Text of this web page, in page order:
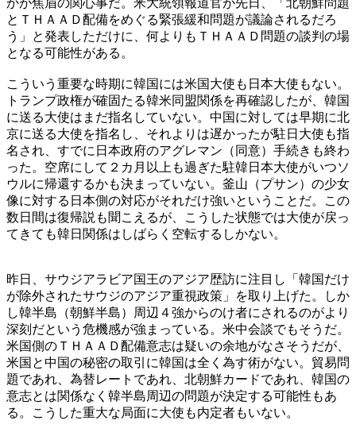
とＴＨＡＡＤ配備をめぐる緊張緩和問題が議論されるだろ
う」と発表しただけに、何よりもＴＨＡＡＤ問題の談判の場
となる可能性がある。
こういう重要な時期に韓国には米国大使も日本大使もない。
トランプ政権が確固たる韓米同盟関係を再確認したが、韓国
に送る大使はまだ指名していない。中国に対しては早期に北
京に送る大使を指名し、それよりは遅かったが駐日大使も指
名され、すでに日本政府のアグレマン（同意）手続きも終わ
った。空席にして２カ月以上も過ぎた駐韓日本大使がいつソ
ウルに帰還するかも決まっていない。釜山（プサン）の少女
像に対する日本側の対応がそれだけ強いということだ。この
数日間は復帰説も聞こえるが、こうした状態では大使が戻っ
てきても韓日関係はしばらく空転するしかない。
昨日、サウジアラビア国王のアジア歴訪に注目し「韓国だけ
が除外されたサウジのアジア重視政策」を取り上げた。しか
し韓半島（朝鮮半島）周辺４強からのけ者にされるのがより
深刻だという危機感が強まっている。米中会談でもそうだ。
米国側のＴＨＡＡＤ配備意志は疑いの余地がなさそうだが、
米国と中国の秘密の取引に韓国は全く為す術がない。貿易問
題であれ、為替レートであれ、北朝鮮カードであれ、韓国の
意志とは関係なく韓半島周辺の問題が決定する可能性もあ
る。こうした重大な局面に大使も内定者もいない。